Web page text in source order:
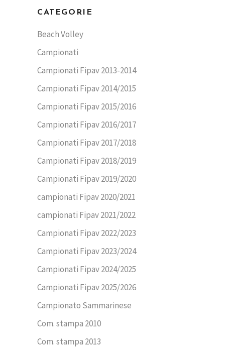
CATEGORIE
Beach Volley
Campionati
Campionati Fipav 2013-2014
Campionati Fipav 2014/2015
Campionati Fipav 2015/2016
Campionati Fipav 2016/2017
Campionati Fipav 2017/2018
Campionati Fipav 2018/2019
Campionati Fipav 2019/2020
campionati Fipav 2020/2021
campionati Fipav 2021/2022
Campionati Fipav 2022/2023
Campionati Fipav 2023/2024
Campionati Fipav 2024/2025
Campionati Fipav 2025/2026
Campionato Sammarinese
Com. stampa 2010
Com. stampa 2013